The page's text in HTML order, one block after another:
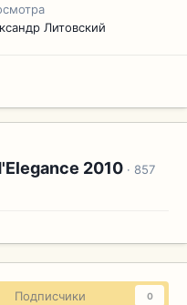
Литовский
2010 · 857
Подписчики 0